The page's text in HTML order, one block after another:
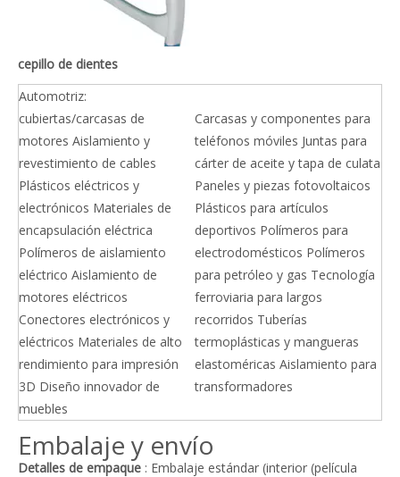
cepillo de dientes
Automotriz:
cubiertas/carcasas de
motores Aislamiento y
revestimiento de cables
Plásticos eléctricos y
electrónicos Materiales de
encapsulación eléctrica
Polímeros de aislamiento
eléctrico Aislamiento de
motores eléctricos
Conectores electrónicos y
eléctricos Materiales de alto
rendimiento para impresión
3D Diseño innovador de
muebles
Carcasas y componentes para
teléfonos móviles Juntas para
cárter de aceite y tapa de culata
Paneles y piezas fotovoltaicos
Plásticos para artículos
deportivos Polímeros para
electrodomésticos Polímeros
para petróleo y gas Tecnología
ferroviaria para largos
recorridos Tuberías
termoplásticas y mangueras
elastoméricas Aislamiento para
transformadores
Embalaje y envío
Detalles de empaque : Embalaje estándar (interior (película